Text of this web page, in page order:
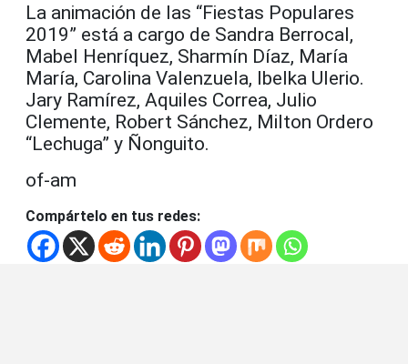
La animación de las “Fiestas Populares
2019” está a cargo de Sandra Berrocal,
Mabel Henríquez, Sharmín Díaz, María
María, Carolina Valenzuela, Ibelka Ulerio.
Jary Ramírez, Aquiles Correa, Julio
Clemente, Robert Sánchez, Milton Ordero
“Lechuga” y Ñonguito.
of-am
Compártelo en tus redes: